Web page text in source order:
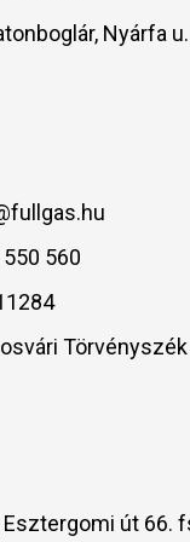
Nyárfa
560
Törvényszék
út 66.